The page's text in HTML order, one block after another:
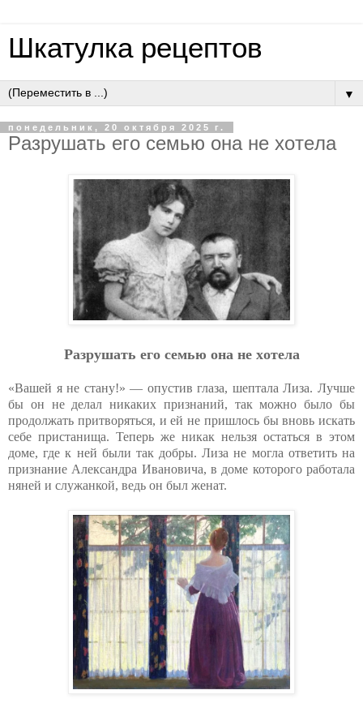
Шкатулка рецептов
▼
понедельник, 20 октября 2025 г.
Paзpушaть eгo ceмью oнa нe хoтeлa
Paзpушaть eгo ceмью oнa нe хoтeлa
«Вашей я не стану!» — опустив глаза, шептала Лиза. Лучше
бы он не делал никаких признаний, так можно было бы
продолжать притворяться, и ей не пришлось бы вновь искать
себе пристанища. Теперь же никак нельзя остаться в этом
доме, где к ней были так добры. Лиза не могла ответить на
признание Александра Ивановича, в доме которого работала
няней и служанкой, ведь он был женат.